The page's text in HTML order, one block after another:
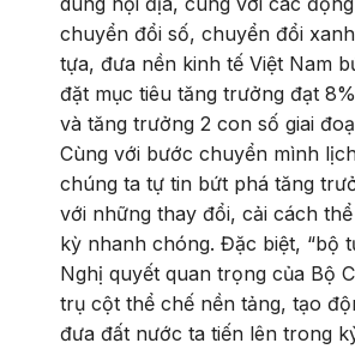
chuyển đổi số, chuyển đổi
tựa, đưa nền kinh tế Việt Nam
đặt mục tiêu tăng trưởng đạt
và tăng trưởng 2 con số giai
Cùng với bước chuyển mình
chúng ta tự tin bứt phá tăng
với những thay đổi, cải cách
kỳ nhanh chóng. Đặc biệt, “bộ
Nghị quyết quan trọng của Bộ
trụ cột thể chế nền tảng, tạo
đưa đất nước ta tiến lên trong